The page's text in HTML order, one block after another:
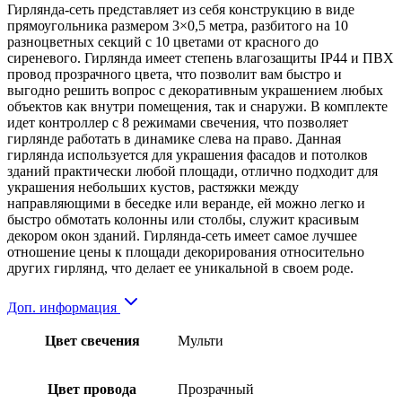
Гирлянда-сеть представляет из себя конструкцию в виде
прямоугольника размером 3×0,5 метра, разбитого на 10
разноцветных секций с 10 цветами от красного до
сиреневого. Гирлянда имеет степень влагозащиты IP44 и ПВХ
провод прозрачного цвета, что позволит вам быстро и
выгодно решить вопрос с декоративным украшением любых
объектов как внутри помещения, так и снаружи. В комплекте
идет контроллер с 8 режимами свечения, что позволяет
гирлянде работать в динамике слева на право. Данная
гирлянда используется для украшения фасадов и потолков
зданий практически любой площади, отлично подходит для
украшения небольших кустов, растяжки между
направляющими в беседке или веранде, ей можно легко и
быстро обмотать колонны или столбы, служит красивым
декором окон зданий. Гирлянда-сеть имеет самое лучшее
отношение цены к площади декорирования относительно
других гирлянд, что делает ее уникальной в своем роде.
Доп. информация
Цвет свечения Мульти
Цвет провода Прозрачный